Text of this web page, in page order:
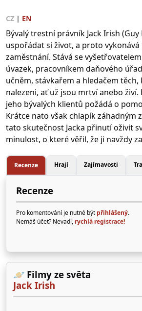
CZ | EN
Bývalý trestní právník Jack Irish (Guy
uspořádat si život, a proto
zaměstnání. Stává se
úvazek, pracovníkem daňového
učněm, stávkařem a hledačem
nalezeni, ať už jsou mrtví anebo živí.
jeho bývalých klientů požádá o
Krátce nato však chlapík záhadným
tato skutečnost Jacka přinutí oživit
minulost, o které věřil, že ji navždy
Recenze Hrají Zajímavosti
Recenze
Pro komentování je nutné být přihlášený.
Nemáš účet? Nevadí, rychlá registrace!
🪐 Filmy ze světa
Jack Irish